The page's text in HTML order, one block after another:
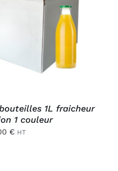
1L fraicheur
1 couleur
€ HT